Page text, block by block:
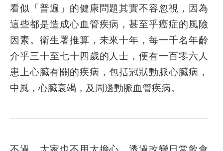
看似「普遍」的健康問題其實不容忽視，因為
這些都是造成心血管疾病，甚至乎癌症的風險
因素。衛生署推算，未來十年，每一千名年齡
介乎三十至七十四歲的人士，便有一百零六人
患上心臟有關的疾病，包括冠狀動脈心臟病，
中風，心臟衰竭，及周邊動脈血管疾病。